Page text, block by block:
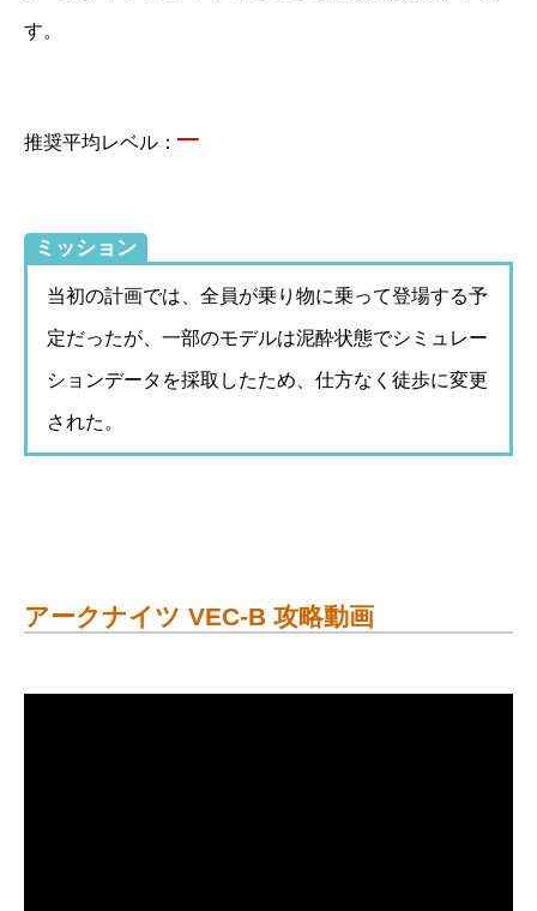
す。
推奨平均レベル： –
ミッション
当初の計画では、全員が乗り物に乗って登場する予
定だったが、一部のモデルは泥酔状態でシミュレー
ションデータを採取したため、仕方なく徒歩に変更
された。
アークナイツ VEC-B 攻略動画